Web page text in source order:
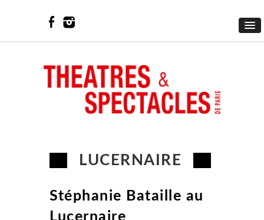
LUCERNAIRE
Stéphanie Bataille au
Lucernaire